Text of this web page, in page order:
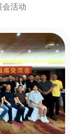
会活动